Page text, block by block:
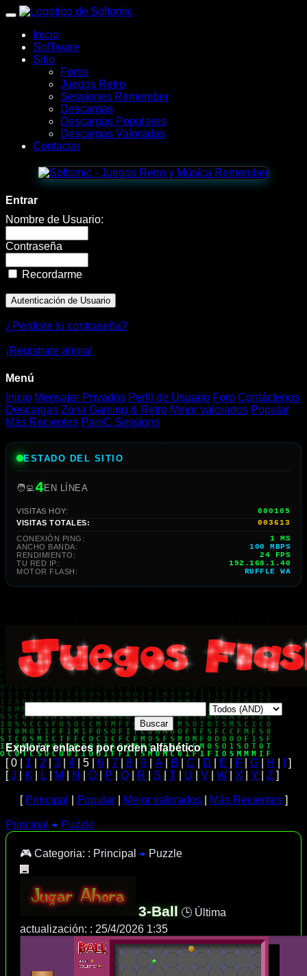
wWw.SofTomiC.org
Zona
Gaming
Retro
3-
Ball
Inicio
SofTware
Sitio
Foros
Juegos Retro
Sessiones Remember
Descargas
Descargas Populares
Descargas Valoradas
Contactar
Entrar
Nombre de Usuario:
Contraseña
Recordarme
¿Perdiste tu contraseña?
¡Regístrate ahora!
Menú
Inicio Mensajer Privados Perfil de Usuario Foro Contáctenos
Descargas Zona Gaming & Retro Mejor valorados Popular
Más Recientes PaniC Sessions
ESTADO DEL SITIO
🧑‍💻4EN LÍNEA
VISITAS HOY:
000105
VISITAS TOTALES:
003613
CONEXIÓN PING:
1 MS
ANCHO BANDA:
100 MBPS
RENDIMIENTO:
25 FPS
TU RED IP:
192.168.1.40
MOTOR FLASH:
RUFFLE WA
Explorar enlaces por orden alfabético
[ 0 | 1 2 3 4 | 5 | 6 7 8 9 A B C D E F G H
]
[J K L M N O P Q R S T U V W X Y Z ]
[ Principal Popular| Mejor valorados| Más Recientes]
Principal Puzzle
🎮 Categoria: : Principal Puzzle
3-Ball 🕒 Última
actualización: : 25/4/2026 1:35